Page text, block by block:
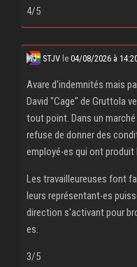
4/5
STJV le 04/08/2026 à
Avare d'indemnités mais
David "Cage" de Gruttola
tout point. Dans un
refuse de donner des
employé‧es qui ont
Les travailleureuses font
leurs représentant‧es
direction s'activant pour
es.
3/5